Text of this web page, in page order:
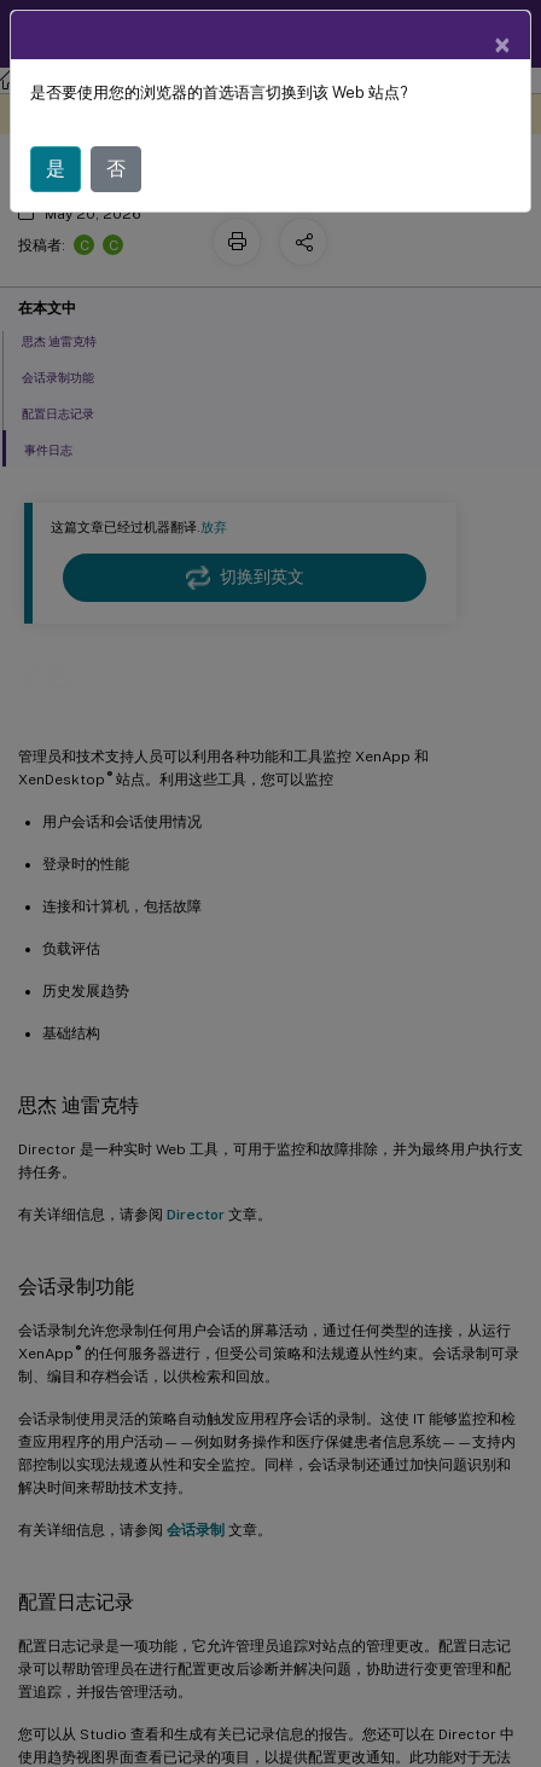
XenApp and XenDesktop XenApp 和 XenDesktop 7.15 LTSR
这篇文章已经过机器翻译.放弃
切换到英文
管理员和技术支持人员可以利用各种功能和工具监控 XenApp 和
XenDesktop ®站点。利用这些工具，您可以监控
用户会话和会话使用情况
登录时的性能
连接和计算机，包括故障
负载评估
历史发展趋势
基础结构
思杰 迪雷克特
Director 是一种实时 Web 工具，可用于监控和故障排除，并为最终用户执行支
持任务。
有关详细信息，请参阅 Director 文章。
会话录制功能
会话录制允许您录制任何用户会话的屏幕活动，通过任何类型的连接，从运行
XenApp ®的任何服务器进行，但受公司策略和法规遵从性约束。会话录制可录
制、编目和存档会话，以供检索和回放。
会话录制使用灵活的策略自动触发应用程序会话的录制。这使 IT 能够监控和检
查应用程序的用户活动——例如财务操作和医疗保健患者信息系统——支持内
部控制以实现法规遵从性和安全监控。同样，会话录制还通过加快问题识别和
解决时间来帮助技术支持。
有关详细信息，请参阅 会话录制 文章。
配置日志记录
配置日志记录是一项功能，它允许管理员追踪对站点的管理更改。配置日志记
录可以帮助管理员在进行配置更改后诊断并解决问题，协助进行变更管理和配
置追踪，并报告管理活动。
您可以从 Studio 查看和生成有关已记录信息的报告。您还可以在 Director 中
使用趋势视图界面查看已记录的项目，以提供配置更改通知。此功能对于无法
监控
May 20, 2026
投稿者:
C C
在本文中
思杰 迪雷克特
会话录制功能
配置日志记录
事件日志
×
是否要使用您的浏览器的首选语言切换到该 Web 站点?
是 否